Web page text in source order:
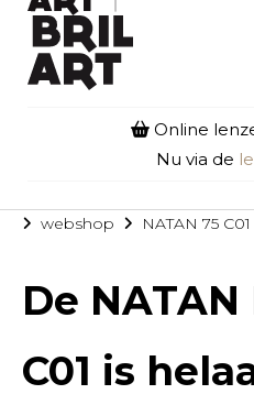
Online
Nu via de
webshop NATAN 75 C01
De NATAN
C01 is